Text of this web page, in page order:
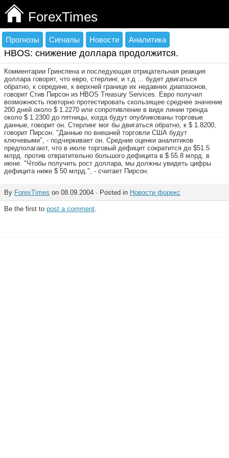
ForexTimes
Прогнозы Сигналы Новости Аналитика
HBOS: снижение доллара продолжится.
Комментарии Гринспена и последующая отрицательная реакция
доллара говорят, что евро, стерлинг, и т.д ... будет двигаться
обратно, к середине, к верхней границе их недавних диапазонов,
говорит Стив Пирсон из HBOS Treasury Services. Евро получил
возможность повторно протестировать скользящее среднее значение
200 дней около $ 1.2270 или сопротивление в виде линии тренда
около $ 1.2300 до пятницы, когда будут опубликованы торговые
данные, говорит он. Стерлинг мог бы двигаться обратно, к $ 1.8200,
говорит Пирсон. "Данные по внешней торговли США будут
ключевыми", - подчеркивает он. Средние оценки аналитиков
предполагают, что в июле торговый дефицит сократится до $51.5
млрд. против отвратительно большого дефицита в $ 55.8 млрд. в
июне. "Чтобы получить рост доллара, мы должны увидеть цифры
дефицита ниже $ 50 млрд.", - считает Пирсон.
By ForexTimes on 08.09.2004 · Posted in Новости форекс
Be the first to post a comment.